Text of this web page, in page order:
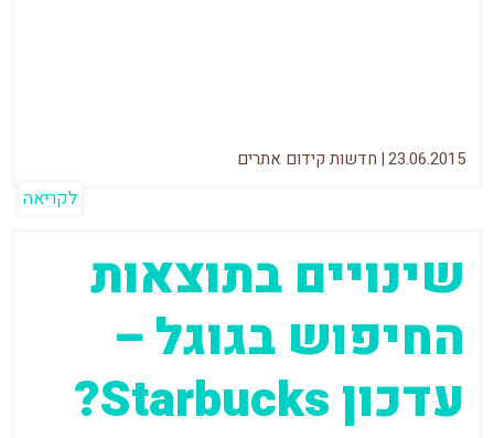
23.06.2015
| חדשות קידום אתרים
לקריאה
שינויים בתוצאות
החיפוש בגוגל –
עדכון Starbucks?